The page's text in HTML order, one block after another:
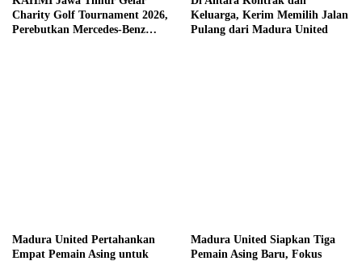
Charity Golf Tournament 2026,
Perebutkan Mercedes-Benz
Keluarga, Kerim Memilih Jalan
Pulang dari Madura United
Madura United Pertahankan
Empat Pemain Asing untuk
Madura United Siapkan Tiga
Pemain Asing Baru, Fokus